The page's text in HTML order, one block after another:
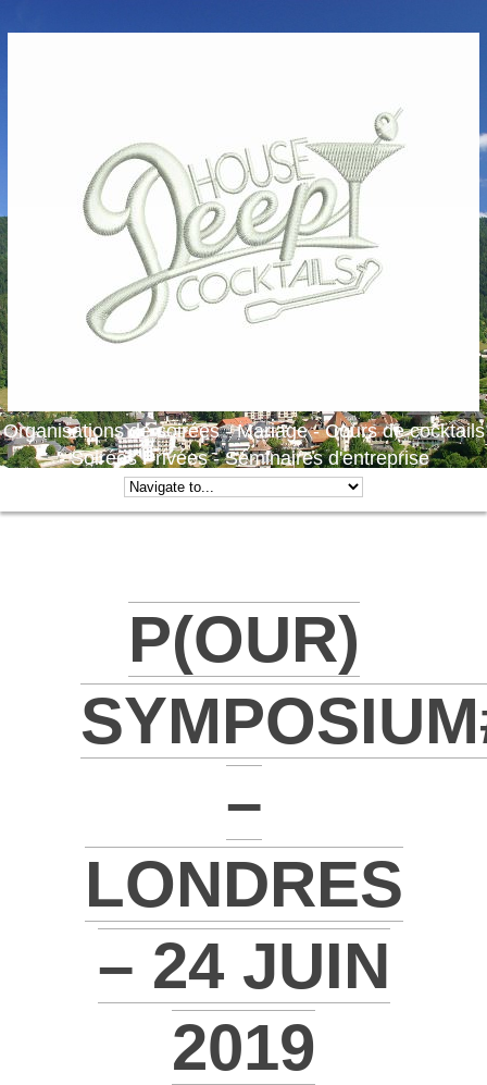
Organisations de soirées - Mariage - Cours de cocktails
- Soirées Privées - Séminaires d'entreprise
P(OUR)
–
LONDRES
– 24 JUIN
2019